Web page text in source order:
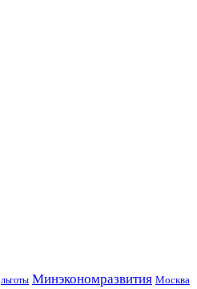
льготы Минэкономразвития Москва